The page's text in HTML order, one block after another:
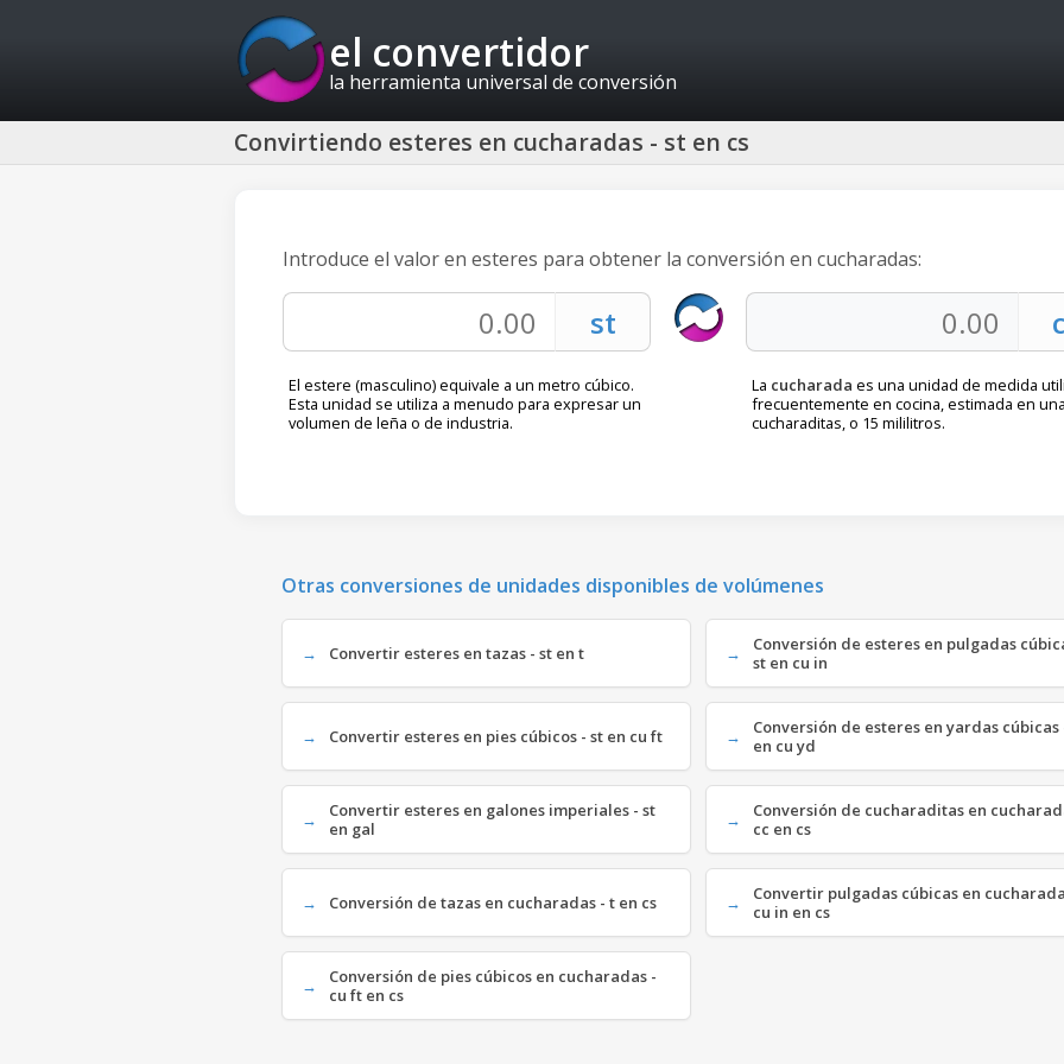
el convertidor
la herramienta universal de conversión
Convirtiendo esteres en cucharadas - st en cs
Introduce el valor en esteres para obtener la conversión en cucharadas:
El estere (masculino) equivale a un metro cúbico.
Esta unidad se utiliza a menudo para expresar un
volumen de leña o de industria.
La cucharada es una unidad de medida
frecuentemente en cocina, estimada en
cucharaditas, o 15 mililitros.
Otras conversiones de unidades disponibles de volúmenes
Convertir esteres en tazas - st en t
Conversión de esteres en pulgadas
st en cu in
Convertir esteres en pies cúbicos - st en cu ft
Conversión de esteres en yardas cúbicas
en cu yd
Convertir esteres en galones imperiales - st
en gal
Conversión de cucharaditas en
cc en cs
Conversión de tazas en cucharadas - t en cs
Convertir pulgadas cúbicas en
cu in en cs
Conversión de pies cúbicos en cucharadas -
cu ft en cs